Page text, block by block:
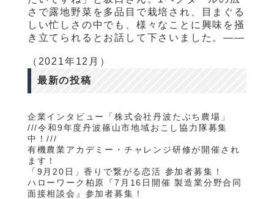
さで露地野菜を多品目で栽培され、目まぐる
しい忙しさの中でも、様々なことに興味を掻
き立てられるとお話して下さいました。——
（2021年12月）
最新の投稿
企業インタビュー「株式会社丹波たぶち農場」
///令和9年度丹波篠山市地域おこし協力隊募集
中！///
有機農業アカデミー・チャレンジ研修が開催され
ます！
「9月20日」香りで繋がる恋活 参加者募集！
ハローワーク柏原『7月16日開催 製造業分野合同
面接相談会』参加者募集！